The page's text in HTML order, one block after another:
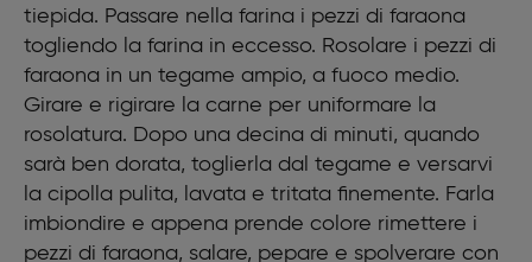
Sale
Pepe nero
Contorno di patate e zucca
6 patate rosse
Sale
Pepe nero
Timo
Rosmarino
2 spicchi di aglio in camicia
tiepida. Passare nella farina i pezzi di faraona
togliendo la farina in eccesso. Rosolare i pezzi di
faraona in un tegame ampio, a fuoco medio.
Girare e rigirare la carne per uniformare la
rosolatura. Dopo una decina di minuti, quando
sarà ben dorata, toglierla dal tegame e versarvi
la cipolla pulita, lavata e tritata finemente. Farla
imbiondire e appena prende colore rimettere i
pezzi di faraona, salare, pepare e spolverare con